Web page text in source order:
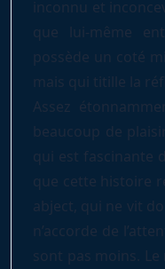
inconnu et
que lui-même
possède un coté
mais qui titille la
Assez
beaucoup de
qui est fascinante
que cette histoire
abject, qui ne vit
n’accorde de
sont pas moins.